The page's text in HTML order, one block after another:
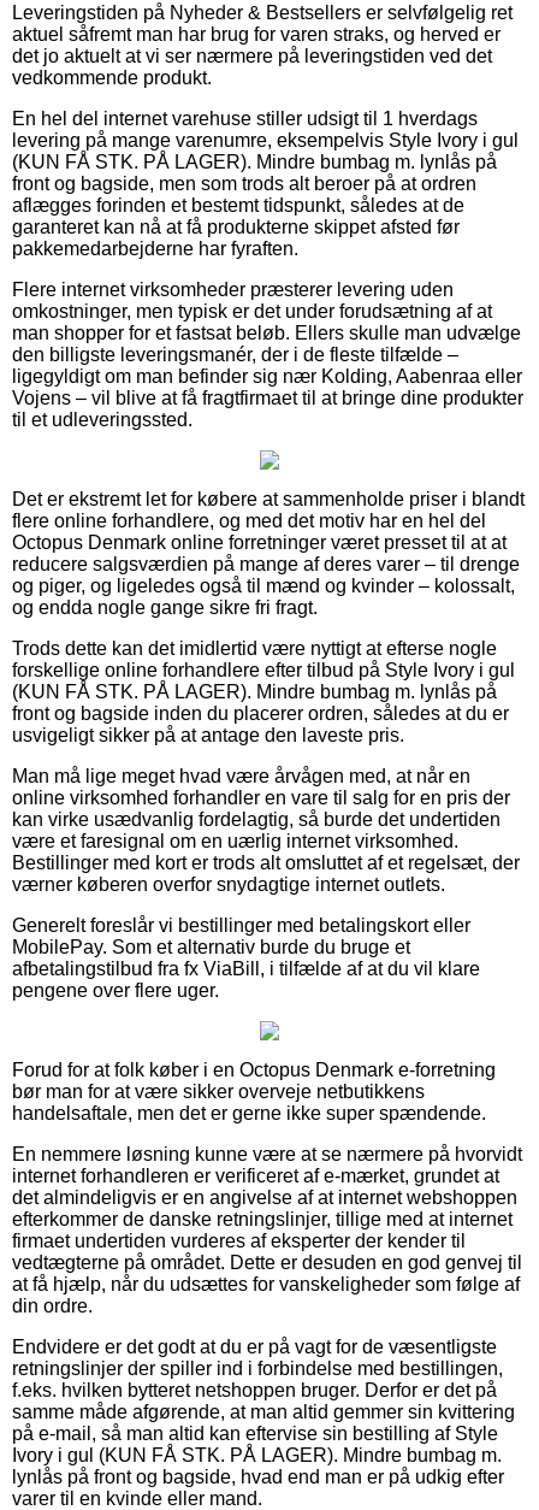
Leveringstiden på Nyheder & Bestsellers er selvfølgelig ret
aktuel såfremt man har brug for varen straks, og herved er
det jo aktuelt at vi ser nærmere på leveringstiden ved det
vedkommende produkt.
En hel del internet varehuse stiller udsigt til 1 hverdags
levering på mange varenumre, eksempelvis Style Ivory i gul
(KUN FÅ STK. PÅ LAGER). Mindre bumbag m. lynlås på
front og bagside, men som trods alt beroer på at ordren
aflægges forinden et bestemt tidspunkt, således at de
garanteret kan nå at få produkterne skippet afsted før
pakkemedarbejderne har fyraften.
Flere internet virksomheder præsterer levering uden
omkostninger, men typisk er det under forudsætning af at
man shopper for et fastsat beløb. Ellers skulle man udvælge
den billigste leveringsmanér, der i de fleste tilfælde –
ligegyldigt om man befinder sig nær Kolding, Aabenraa eller
Vojens – vil blive at få fragtfirmaet til at bringe dine produkter
til et udleveringssted.
Det er ekstremt let for købere at sammenholde priser i blandt
flere online forhandlere, og med det motiv har en hel del
Octopus Denmark online forretninger været presset til at at
reducere salgsværdien på mange af deres varer – til drenge
og piger, og ligeledes også til mænd og kvinder – kolossalt,
og endda nogle gange sikre fri fragt.
Trods dette kan det imidlertid være nyttigt at efterse nogle
forskellige online forhandlere efter tilbud på Style Ivory i gul
(KUN FÅ STK. PÅ LAGER). Mindre bumbag m. lynlås på
front og bagside inden du placerer ordren, således at du er
usvigeligt sikker på at antage den laveste pris.
Man må lige meget hvad være årvågen med, at når en
online virksomhed forhandler en vare til salg for en pris der
kan virke usædvanlig fordelagtig, så burde det undertiden
være et faresignal om en uærlig internet virksomhed.
Bestillinger med kort er trods alt omsluttet af et regelsæt, der
værner køberen overfor snydagtige internet outlets.
Generelt foreslår vi bestillinger med betalingskort eller
MobilePay. Som et alternativ burde du bruge et
afbetalingstilbud fra fx ViaBill, i tilfælde af at du vil klare
pengene over flere uger.
Forud for at folk køber i en Octopus Denmark e-forretning
bør man for at være sikker overveje netbutikkens
handelsaftale, men det er gerne ikke super spændende.
En nemmere løsning kunne være at se nærmere på hvorvidt
internet forhandleren er verificeret af e-mærket, grundet at
det almindeligvis er en angivelse af at internet webshoppen
efterkommer de danske retningslinjer, tillige med at internet
firmaet undertiden vurderes af eksperter der kender til
vedtægterne på området. Dette er desuden en god genvej til
at få hjælp, når du udsættes for vanskeligheder som følge af
din ordre.
Endvidere er det godt at du er på vagt for de væsentligste
retningslinjer der spiller ind i forbindelse med bestillingen,
f.eks. hvilken bytteret netshoppen bruger. Derfor er det på
samme måde afgørende, at man altid gemmer sin kvittering
på e-mail, så man altid kan eftervise sin bestilling af Style
Ivory i gul (KUN FÅ STK. PÅ LAGER). Mindre bumbag m.
lynlås på front og bagside, hvad end man er på udkig efter
varer til en kvinde eller mand.